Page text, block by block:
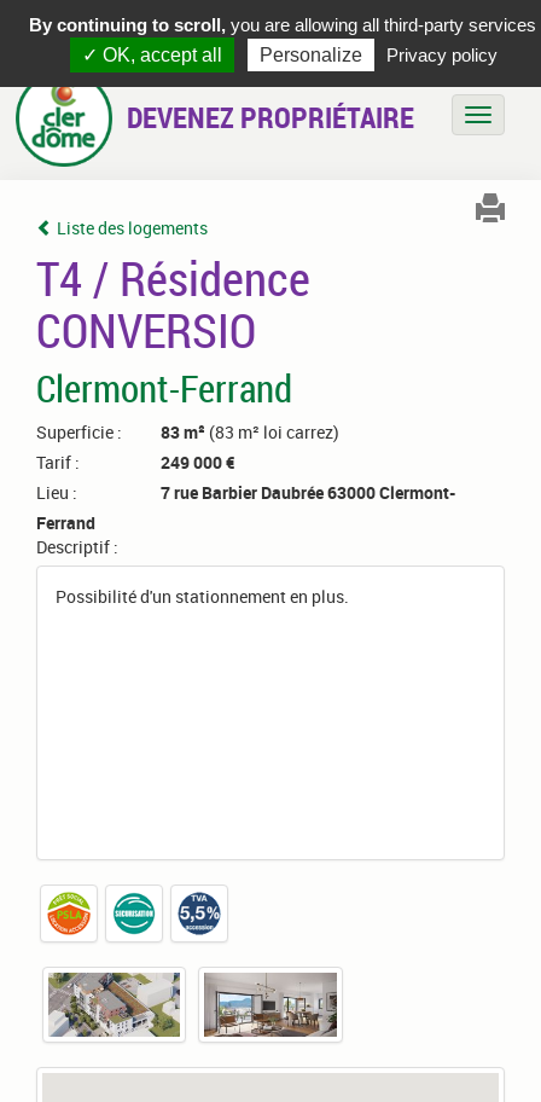
DEVENEZ PROPRIÉTAIRE
Liste des logements
T4 / Résidence
CONVERSIO
Clermont-Ferrand
Superficie : 83 m² (83 m² loi carrez)
Tarif :
249 000 €
Lieu :
7 rue Barbier Daubrée 63000 Clermont-
Ferrand
Descriptif :
Possibilité d'un stationnement en plus.
By continuing to scroll, you are allowing all third-party services
✓ OK, accept all
Personalize Privacy policy